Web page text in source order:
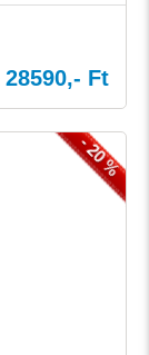
28590,- Ft
- 20 %